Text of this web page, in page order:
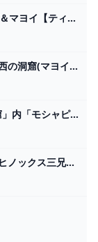
デスマウンテン麗の洞窟の宝箱＆マヨイ【ティアキン攻略】 とあるゲームブログの軌跡
【ゼルダの伝説ティアキン】ツツキキ雪原北西の洞窟(マヨイ） - YouTube
『ゼルダ ティアキン』ユフィン湖の洞窟」内「モシャピンの祠」とほこらチャレンジ「ユフィン湖の洞窟に眠る水晶」を攻略しました - ディスディスブログ
【ティアキン】コーラル湖のほとりの洞窟のヒノックス三兄弟（長男） ゼルダの伝説ティアーズ オブ ザ キングダム（2周目） #ゼルダの伝説 #ティアキン #zelda - YouTube